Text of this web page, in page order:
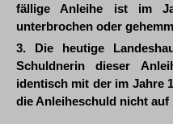
fällige Anleihe ist im
unterbrochen oder
3. Die heutige
Schuldnerin dieser
identisch mit der im Jahre
die Anleiheschuld nicht